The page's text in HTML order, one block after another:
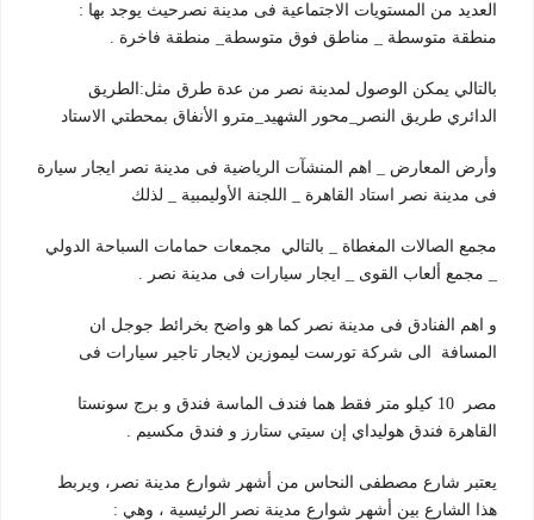
العديد من المستويات الاجتماعية فى مدينة نصرحيث يوجد بها :
منطقة متوسطة _ مناطق فوق متوسطة_ منطقة فاخرة .
بالتالي يمكن الوصول لمدينة نصر من عدة طرق مثل:الطريق
الدائري طريق النصر_محور الشهيد_مترو الأنفاق بمحطتي الاستاد
وأرض المعارض _ اهم المنشآت الرياضية فى مدينة نصر ايجار سيارة
فى مدينة نصر استاد القاهرة _ اللجنة الأوليمبية _ لذلك
مجمع الصالات المغطاة _ بالتالي مجمعات حمامات السباحة الدولي
_ مجمع ألعاب القوى _ ايجار سيارات فى مدينة نصر .
و اهم الفنادق فى مدينة نصر كما هو واضح بخرائط جوجل ان
المسافة الى شركة تورست ليموزين لايجار تاجير سيارات فى
مصر 10 كيلو متر فقط هما فندف الماسة فندق و برج سونستا
القاهرة فندق هوليداي إن سيتي ستارز و فندق مكسيم .
يعتبر شارع مصطفى النحاس من أشهر شوارع مدينة نصر، ويربط
هذا الشارع بين أشهر شوارع مدينة نصر الرئيسية ، وهي :